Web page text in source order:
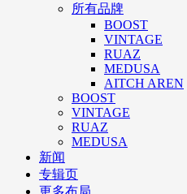
所有品牌
BOOST
VINTAGE
RUAZ
MEDUSA
AITCH AREN
BOOST
VINTAGE
RUAZ
MEDUSA
新闻
专辑页